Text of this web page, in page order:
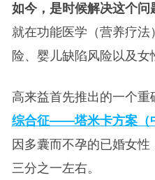
如今，是时候解决这个问
就在功能医学（营养疗
险、婴儿缺陷风险以及女
高来益首先推出的一个重
综合征——塔米卡方案（
因多囊而不孕的已婚女
三分之一左右。